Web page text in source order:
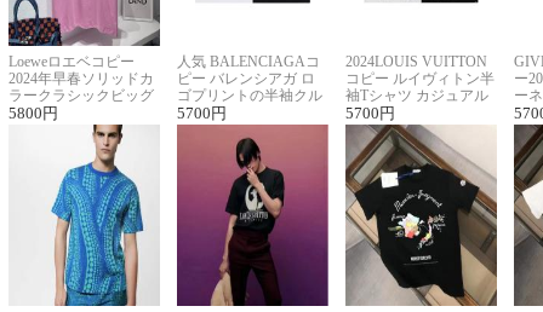
Loeweロエベコピー
2024年早春ソリッドカ
ラークラシックビッグ
ロゴ刺繍Tシャツ
5800 円
人気 BALENCIAGAコ
ピー バレンシアガ ロ
ゴプリントの半袖クル
ーネックTシャツ
5700 円
2024LOUIS VUITTON
コピー ルイヴィトン半
袖Tシャツ カジュアル
に馴染む 2色展開
5700 円
ー
ー
ー